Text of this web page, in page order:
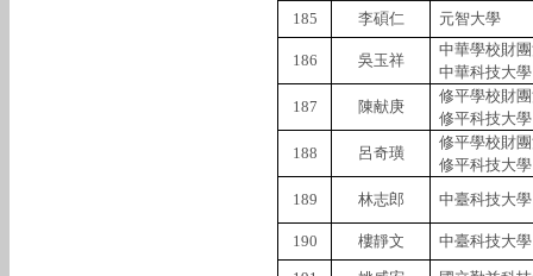
185 李碩仁 元智大學
186 吳玉祥
中華學校財
中華科技大學
187
陳献庚
修平學校財
修平科技大學
188
呂奇璜
修平學校財
修平科技大學
189
林志郎 中臺科技大學
190 樓靜文 中臺科技大學